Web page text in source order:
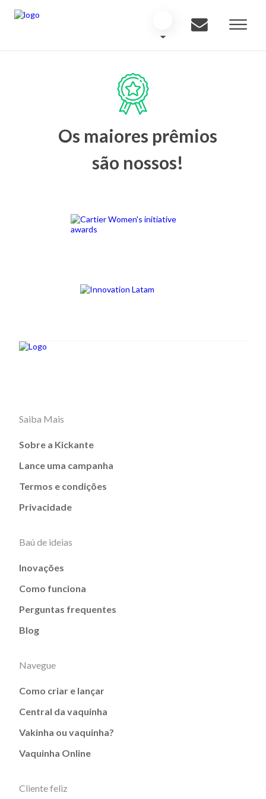
Os maiores prêmios
são nossos!
Saiba Mais
Sobre a Kickante
Lance uma campanha
Termos e condições
Privacidade
Baú de ideias
Inovações
Como funciona
Perguntas frequentes
Blog
Navegue
Como criar e lançar
Central da vaquinha
Vakinha ou vaquinha?
Vaquinha Online
Cliente feliz